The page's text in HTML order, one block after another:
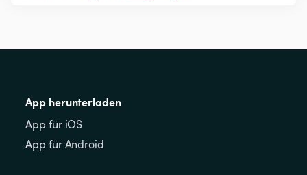
App herunterladen
App für iOS
App für Android